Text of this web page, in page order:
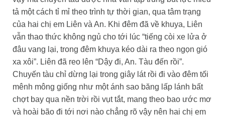
tả một cách tỉ mỉ theo trình tự thời gian, qua tâm trạng
của hai chị em Liên và An. Khi đêm đã về khuya, Liên
vẫn thao thức không ngủ cho tới lúc “tiếng còi xe lửa ở
đâu vang lại, trong đêm khuya kéo dài ra theo ngọn gió
xa xôi”. Liên đã reo lên “Dậy đi, An. Tàu đến rồi”.
Chuyến tàu chỉ dừng lại trong giây lát rồi đi vào đêm tối
mênh mông giống như một ánh sao băng lấp lánh bất
chợt bay qua nền trời rồi vụt tắt, mang theo bao ước mơ
và hoài bão đi tới nơi nào chẳng rõ vậy nên hai chị em